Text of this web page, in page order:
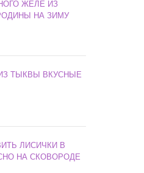
ЖЕЛЕ ИЗ
НА ЗИМУ
ТЫКВЫ ВКУСНЫЕ
ЛИСИЧКИ В
НА СКОВОРОДЕ